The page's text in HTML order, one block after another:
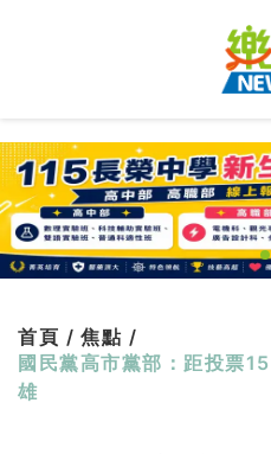
首頁 / 焦點 /
國民黨高市黨部：距投票
雄